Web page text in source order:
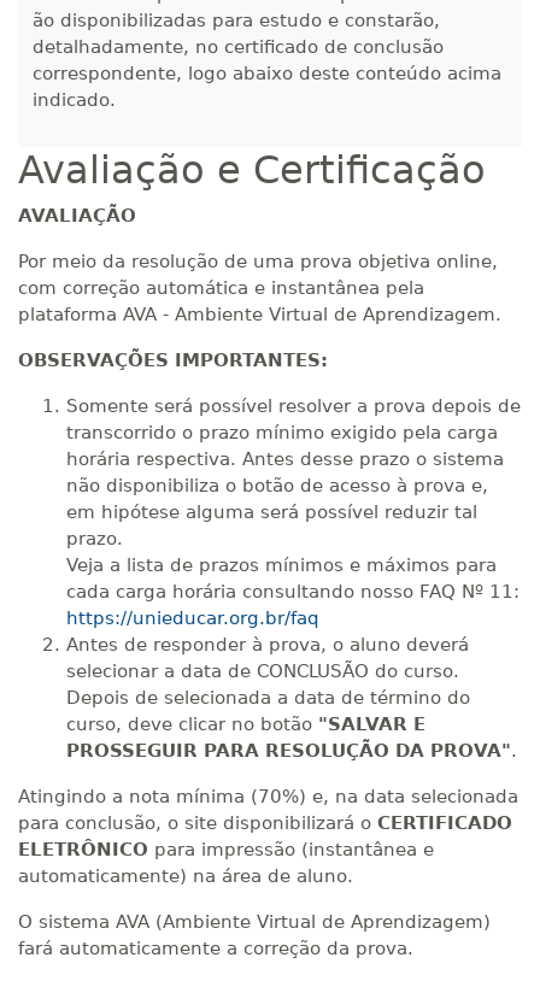
ão disponibilizadas para estudo e constarão,
detalhadamente, no certificado de conclusão
correspondente, logo abaixo deste conteúdo acima
indicado.
Avaliação e Certificação
AVALIAÇÃO
Por meio da resolução de uma prova objetiva online,
com correção automática e instantânea pela
plataforma AVA - Ambiente Virtual de Aprendizagem.
OBSERVAÇÕES IMPORTANTES:
Somente será possível resolver a prova depois de
transcorrido o prazo mínimo exigido pela carga
horária respectiva. Antes desse prazo o sistema
não disponibiliza o botão de acesso à prova e,
em hipótese alguma será possível reduzir tal
prazo.
Veja a lista de prazos mínimos e máximos para
cada carga horária consultando nosso FAQ Nº 11:
https://unieducar.org.br/faq
Antes de responder à prova, o aluno deverá
selecionar a data de CONCLUSÃO do curso.
Depois de selecionada a data de término do
curso, deve clicar no botão "SALVAR E
PROSSEGUIR PARA RESOLUÇÃO DA PROVA".
Atingindo a nota mínima (70%) e, na data selecionada
para conclusão, o site disponibilizará o CERTIFICADO
ELETRÔNICO para impressão (instantânea e
automaticamente) na área de aluno.
O sistema AVA (Ambiente Virtual de Aprendizagem)
fará automaticamente a correção da prova.